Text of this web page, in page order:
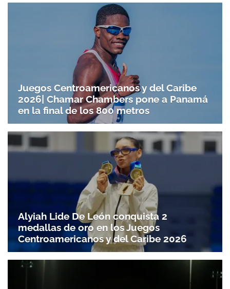
Juegos Centroamericanos y del Caribe
2026| Chamar Chambers pone a Panamá
en la final de los 800 metros
Alyiah Lide De León conquista 2
medallas de oro en los Juegos
Centroamericanos y del Caribe 2026